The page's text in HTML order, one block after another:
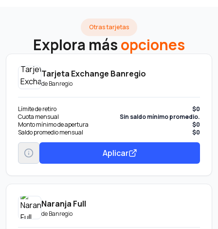
Otras tarjetas
Explora másopciones
Tarjeta Exchange Banregio
deBanregio
Límite de retiro
$0
Cuota mensual
Sin saldo mínimo promedio.
Monto mínimo de apertura
$0
Saldo promedio mensual
$0
Aplicar
Naranja Full
deBanregio